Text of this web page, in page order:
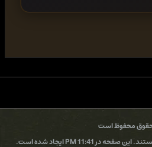
کد:
https://fikper.com/3Pm7FISran/
کد:
حقوق محفوظ است